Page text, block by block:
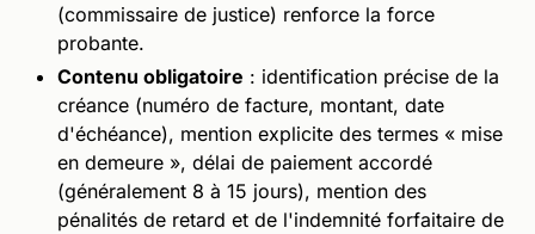
(commissaire de justice) renforce la force
probante.
Contenu obligatoire : identification précise de la
créance (numéro de facture, montant, date
d'échéance), mention explicite des termes « mise
en demeure », délai de paiement accordé
(généralement 8 à 15 jours), mention des
pénalités de retard et de l'indemnité forfaitaire de